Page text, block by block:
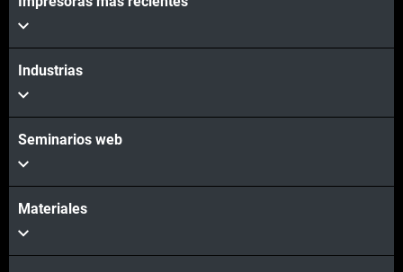
Industrias
Seminarios web
Materiales